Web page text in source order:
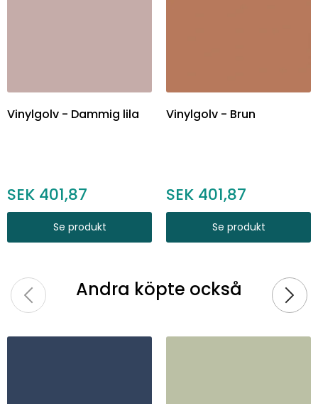
Vinylgolv - Dammig lila
401,87
Se produkt
Vinylgolv - Brun
401,87
Se produkt
Andra köpte också